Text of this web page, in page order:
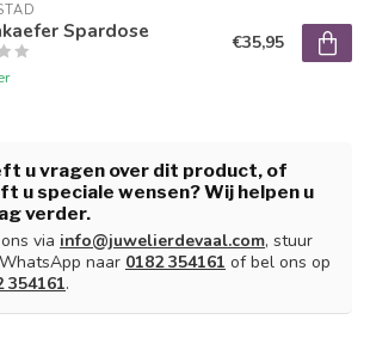
Spardose €35,95
u vragen over dit product, of
u speciale wensen? Wij helpen u
verder.
via info@juwelierdevaal.com, stuur
naar 0182 354161 of bel ons op
354161.